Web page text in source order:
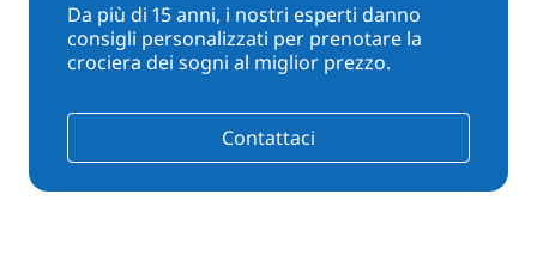
Da più di 15 anni, i nostri esperti danno
consigli personalizzati per prenotare la
crociera dei sogni al miglior prezzo.
Contattaci